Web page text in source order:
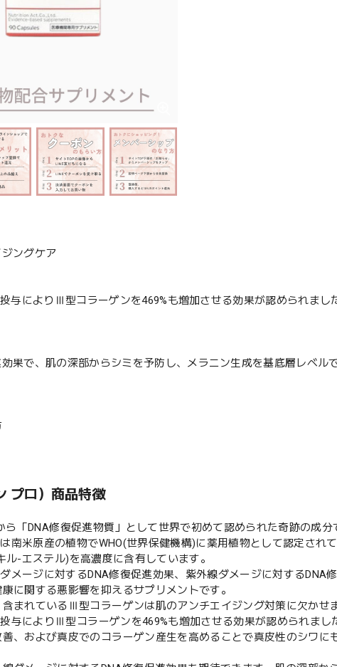
ングケア
与によりⅢ型コラーゲンを469%も増加させる効果が認められまし
果で、肌の深部からシミを予防し、メラニン生成を基底層レベル
プロ）商品特徴
「DNA修復促進物質」として世界で初めて認められた奇跡の成分
南米原産の植物でWHO(世界保健機構)に薬用植物として認定され
-エステル)を高濃度に含有しています。
メージに対するDNA修復促進効果、紫外線ダメージに対するDNA
に関する悪影響を抑えるサプリメントです。
まれているⅢ型コラーゲンは肌のアンチエイジング対策に欠かせ
与によりⅢ型コラーゲンを469%も増加させる効果が認められまし
、および真皮でのコラーゲン産生を高めることで真皮性のシワに